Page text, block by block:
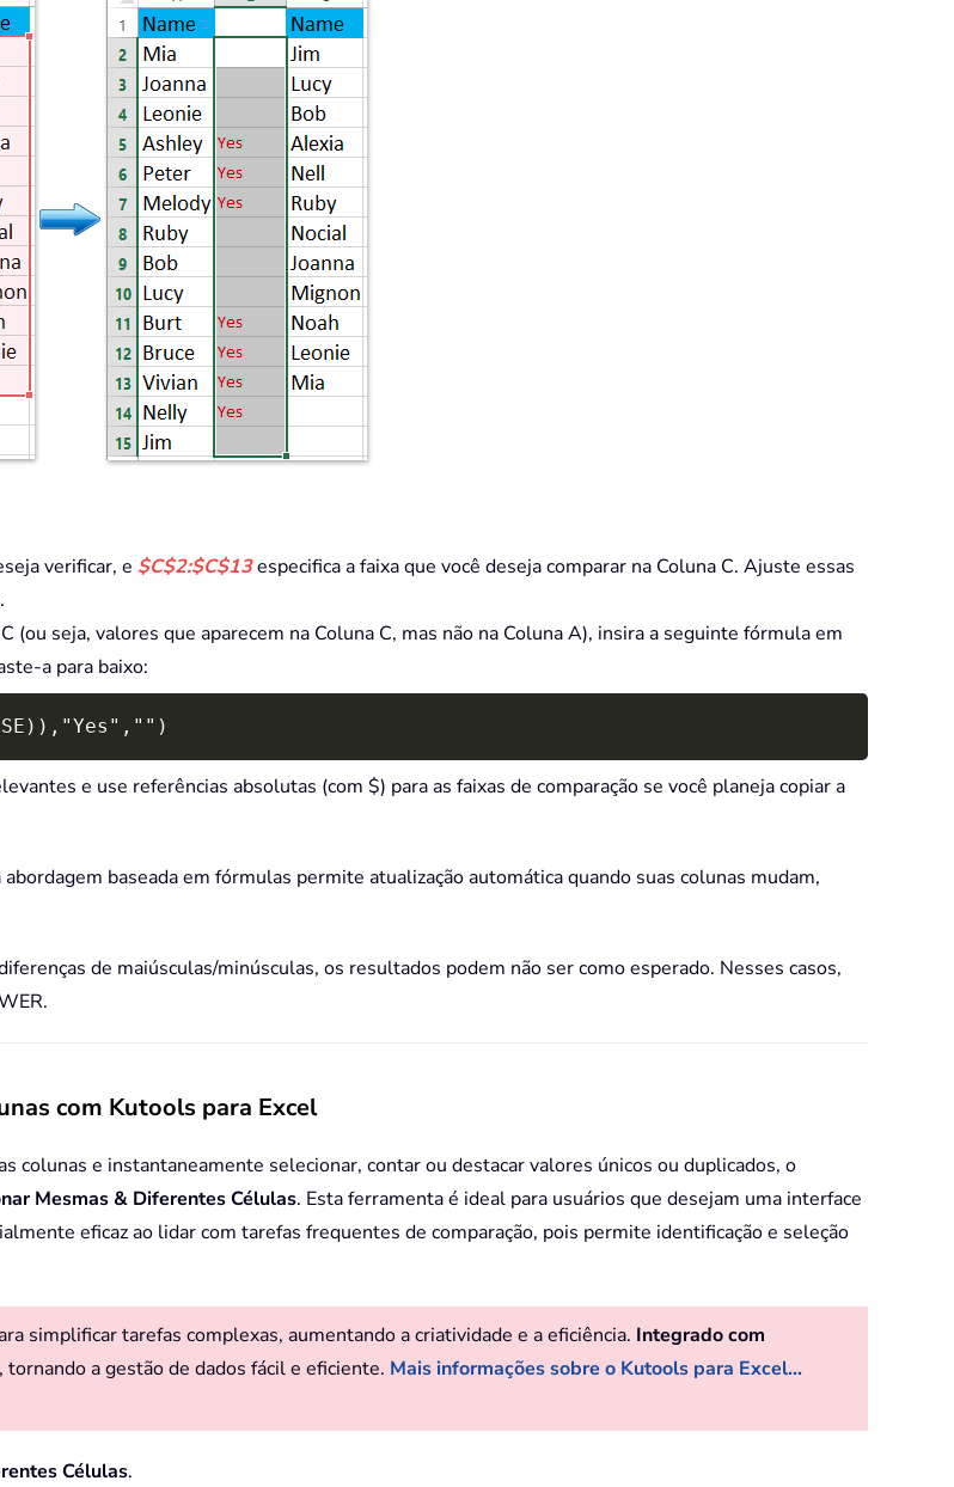
verificar, e $C$2:$C$13especifica a faixa que você deseja comparar na Coluna C. Ajuste essas
(ou seja, valores que aparecem na Coluna C, mas não na Coluna A), insira a seguinte fórmula em
a para baixo:
e use referências absolutas (com $) para as faixas de comparação se você planeja copiar a
baseada em fórmulas permite atualização automática quando suas colunas mudam,
de maiúsculas/minúsculas, os resultados podem não ser como esperado. Nesses casos,
com Kutools para Excel
colunas e instantaneamente selecionar, contar ou destacar valores únicos ou duplicados, o
Mesmas & Diferentes Células. Esta ferramenta é ideal para usuários que desejam uma interface
eficaz ao lidar com tarefas frequentes de comparação, pois permite identificação e seleção
simplificar tarefas complexas, aumentando a criatividade e a eficiência. Integrado com
a gestão de dados fácil e eficiente. Mais informações sobre o Kutools para Excel...
Células.